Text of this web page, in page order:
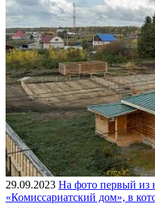
29.09.2023 На фото первый из
«Комиссариатский дом», в